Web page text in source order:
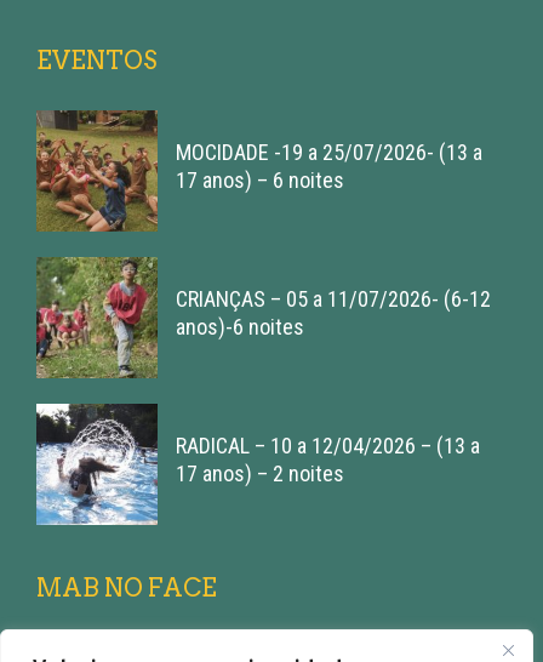
EVENTOS
MOCIDADE -19 a 25/07/2026- (13 a
17 anos) – 6 noites
CRIANÇAS – 05 a 11/07/2026- (6-12
anos)-6 noites
RADICAL – 10 a 12/04/2026 – (13 a
17 anos) – 2 noites
MAB NO FACE